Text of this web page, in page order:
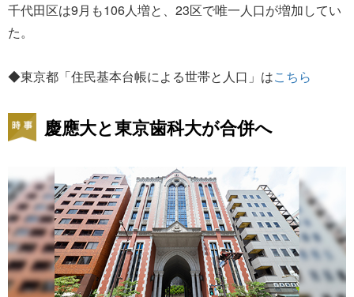
千代田区は9月も106人増と、23区で唯一人口が増加してい
た。
◆東京都「住民基本台帳による世帯と人口」はこちら
慶應大と東京歯科大が合併へ